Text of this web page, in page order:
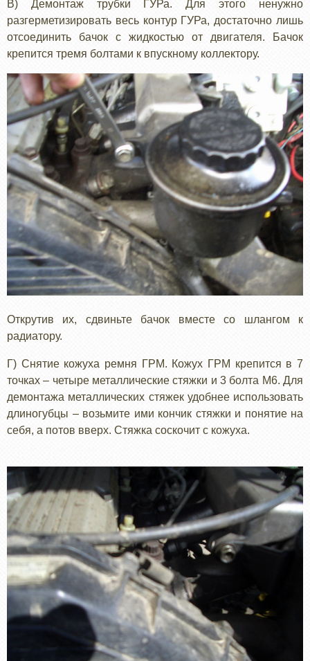
В) Демонтаж трубки ГУРа. Для этого ненужно
разгерметизировать весь контур ГУРа, достаточно лишь
отсоединить бачок с жидкостью от двигателя. Бачок
крепится тремя болтами к впускному коллектору.
Открутив их, сдвиньте бачок вместе со шлангом к
радиатору.
Г) Снятие кожуха ремня ГРМ. Кожух ГРМ крепится в 7
точках – четыре металлические стяжки и 3 болта М6. Для
демонтажа металлических стяжек удобнее использовать
длиногубцы – возьмите ими кончик стяжки и понятие на
себя, а потов вверх. Стяжка соскочит с кожуха.